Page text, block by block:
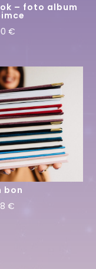
– foto album
€
bon
€